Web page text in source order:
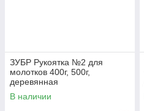
ЗУБР Рукоятка №2 для
молотков 400г, 500г,
деревянная
В наличии